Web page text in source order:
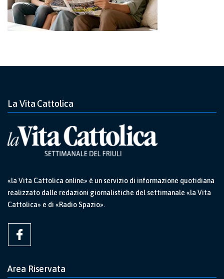
La Vita Cattolica
«la Vita Cattolica online» è un servizio di informazione quotidiana
realizzato dalle redazioni giornalistiche del settimanale «la Vita
Cattolica» e di «Radio Spazio».
Area Riservata